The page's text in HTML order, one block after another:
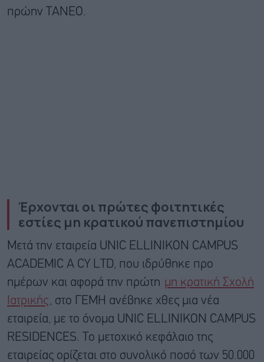
πρώην ΤΑΝΕΟ.
Έρχονται οι πρώτες φοιτητικές
εστίες μη κρατικού πανεπιστημίου
Μετά την εταιρεία UNIC ELLINIKON CAMPUS
ACADEMIC A CY LTD, που ιδρύθηκε προ
ημέρων και αφορά την πρώτη μη κρατική Σχολή
Ιατρικής, στο ΓΕΜΗ ανέβηκε χθες μια νέα
εταιρεία, με το όνομα UNIC ELLINIKON CAMPUS
RESIDENCES. Το μετοχικό κεφάλαιο της
εταιρείας ορίζεται στο συνολικό ποσό των 50.000